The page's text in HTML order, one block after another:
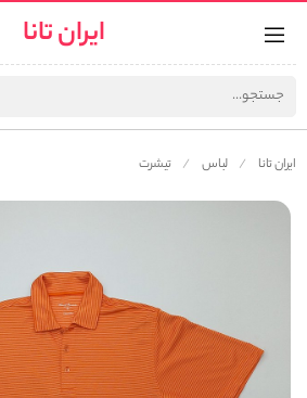
ایران تانا
ایران تانا لباس تیشرت